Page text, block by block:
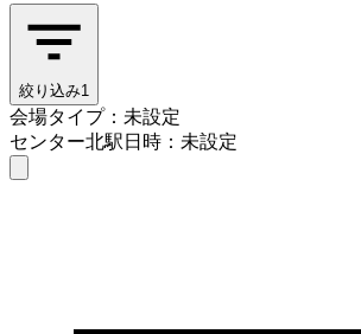
絞り込み1
会場タイプ：未設定
センター北駅日時：未設定